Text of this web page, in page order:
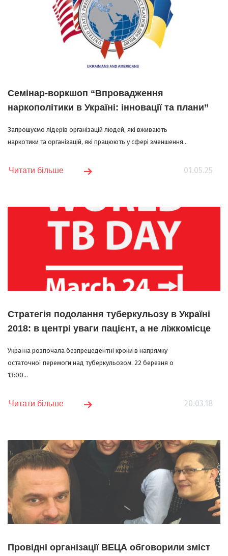
Семінар-воркшоп “Впровадження
наркополітики в Україні: інновації та плани”
Запрошуємо лідерів організацій людей, які вживають
наркотики та організацій, які працюють у сфері зменшення...
01.05.25
Читати більше
Стратегія подолання туберкульозу в Україні
2018: в центрі уваги пацієнт, а не ліжкомісце
Україна розпочала безпрецедентні кроки в напрямку
остаточної перемоги над туберкульозом. 22 березня о
13:00...
20.03.18
Читати більше
Провідні організації ВЕЦА обговорили зміст